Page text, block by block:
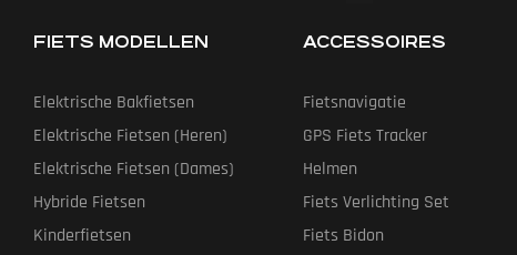
FIETS MODELLEN
Elektrische Bakfietsen
Elektrische Fietsen (heren)
Elektrische Fietsen (dames)
Hybride Fietsen
Kinderfietsen
ACCESSOIRES
Fietsnavigatie
GPS Fiets Tracker
Helmen
Fiets Verlichting Set
Fiets Bidon